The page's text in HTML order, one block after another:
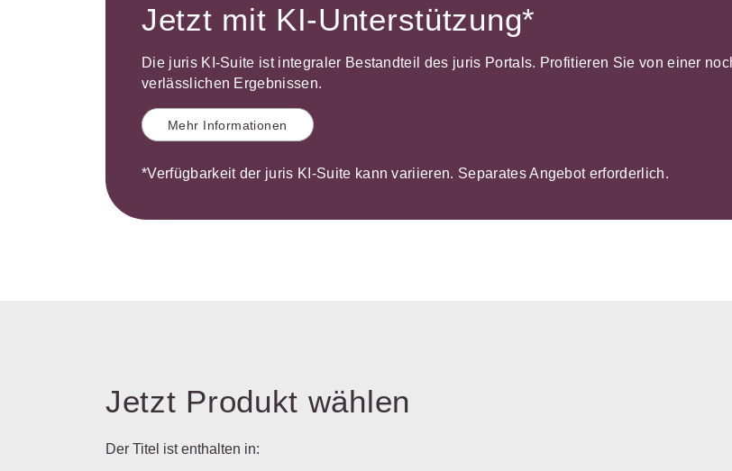
Jetzt mit KI-Unterstützung*
Die juris KI-Suite ist integraler Bestandteil des juris Portals. Profitieren Sie von einer
verlässlichen Ergebnissen.
Mehr Informationen
*Verfügbarkeit der juris KI-Suite kann variieren. Separates Angebot erforderlich.
Jetzt Produkt wählen
Der Titel ist enthalten in: